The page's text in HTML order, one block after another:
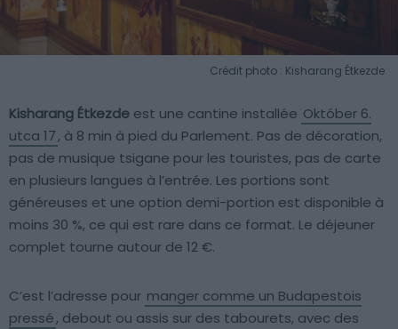
Crédit photo : Kisharang Étkezde
Kisharang Étkezde est une cantine installée Október 6.
utca 17, à 8 min à pied du Parlement. Pas de décoration,
pas de musique tsigane pour les touristes, pas de carte
en plusieurs langues à l’entrée. Les portions sont
généreuses et une option demi-portion est disponible à
moins 30 %, ce qui est rare dans ce format. Le déjeuner
complet tourne autour de 12 €.
C’est l’adresse pour manger comme un Budapestois
pressé, debout ou assis sur des tabourets, avec des